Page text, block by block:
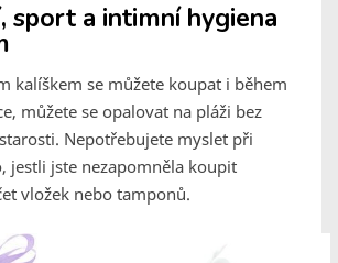
sport a intimní hygiena
kalíškem se můžete koupat i během
můžete se opalovat na pláži bez
Nepotřebujete myslet při
jestli jste nezapomněla koupit
vložek nebo tamponů.